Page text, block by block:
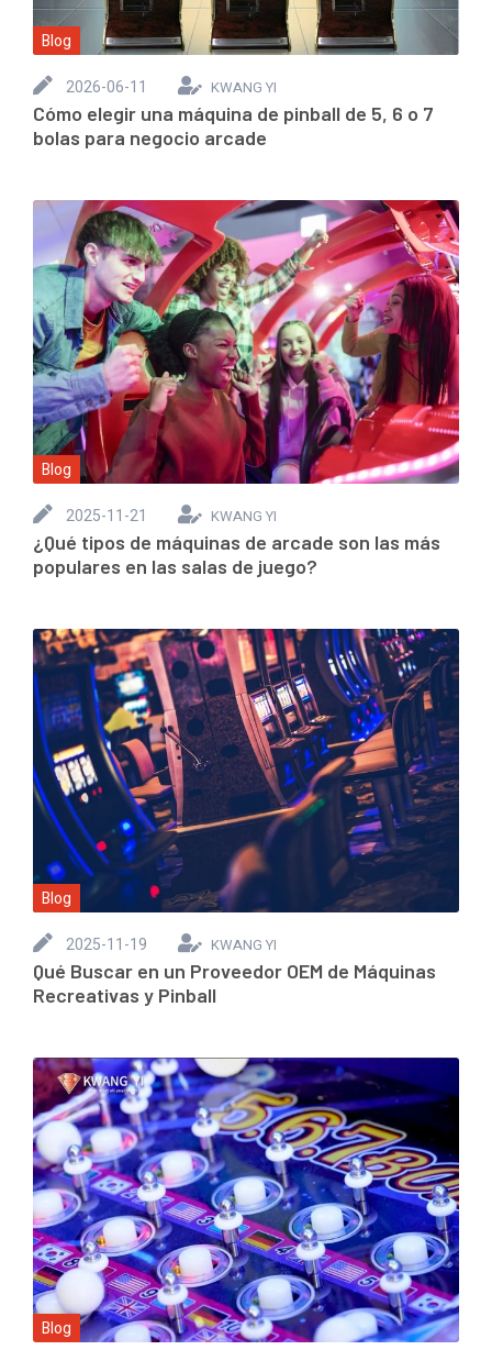
Blog
2026-06-11
KWANG YI
Cómo elegir una máquina de pinball de 5, 6 o 7
bolas para negocio arcade
Blog
2025-11-21
KWANG YI
¿Qué tipos de máquinas de arcade son las más
populares en las salas de juego?
Blog
2025-11-19
KWANG YI
Qué Buscar en un Proveedor OEM de Máquinas
Recreativas y Pinball
Blog